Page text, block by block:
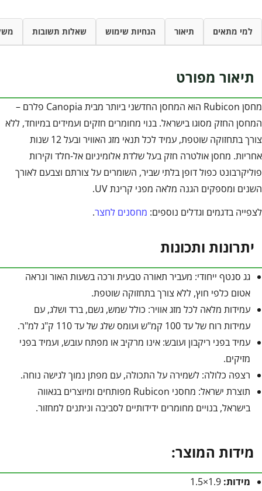
למי מתאים תיאור הנחיות שימוש שאלות תשובות
תיאור מפורט
מחסן Rubicon הוא המחסן החדשני ביותר מבית Canopia פלרם –
המחסן החזק מסוגו בישראל. בנוי מחומרים חזקים ועמידים במיוחד, ללא
צורך בתחזוקה שוטפת, עמיד לכל תנאי מזג האוויר ובעל 12 שנות
אחריות. מחסן אולטרה חזק בעל שלדת אלומיניום אל-חלד וקירות
פוליקרבונט כפול דופן בלתי שביר, השומרים על צורתם וצבעם לאורך
השנים ומספקים הגנה מלאה מפני קרינת UV.
לצפייה בדגמים וגדלים נוספים: מחסנים לחצר.
יתרונות ותכונות
גג סנטף ייחודי: מעביר תאורה טבעית ורכה בשעות האור ונראה
אטום כלפי חוץ, ללא צורך בתחזוקה שוטפת.
עמידות מלאה לכל מזג אוויר: כולל שמש, גשם, ברד ושלג, עם
עמידות רוח של עד 100 קמ"ש ועומס שלג של עד 110 ק"ג למ"ר.
עמיד בפני ריקבון ועובש: אינו מרקיב או מפתח עובש, ועמיד בפני
מזיקים.
רצפה כלולה: לשמירה על התכולה, עם מפתן נמוך לגישה נוחה.
תוצרת ישראל: מחסני Rubicon מפותחים ומיוצרים בגאווה
בישראל, בנויים מחומרים ידידותיים לסביבה וניתנים למחזור.
מידות המוצר:
מידות: